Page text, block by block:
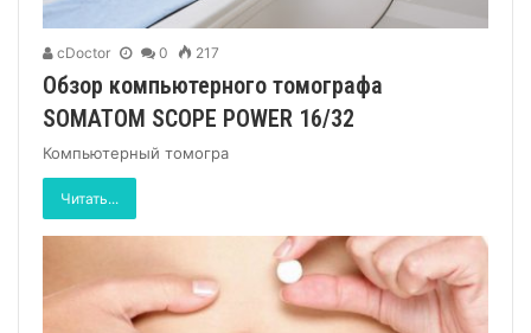
cDoctor 0 217
Обзор компьютерного томографа
SOMATOM SCOPE POWER 16/32
Компьютерный томогра
Читать...